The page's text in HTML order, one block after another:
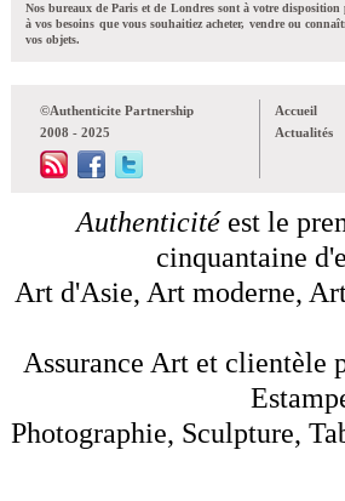
Nos bureaux de Paris et de Londres sont à votre
à vos besoins que vous souhaitiez acheter, vendre ou
vos objets.
©Authenticite Partnership
2008 - 2025
Accueil
Actualités
Authenticitéest le
cinquantaine
Art d'Asie, Art moderne,
Assurance Art et clientèle
Photographie, Sculpture,